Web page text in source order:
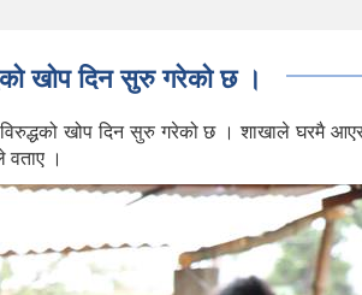
खोप दिन सुरु गरेको छ ।
खोप दिन सुरु गरेको छ । शाखाले घरमै
वताए ।